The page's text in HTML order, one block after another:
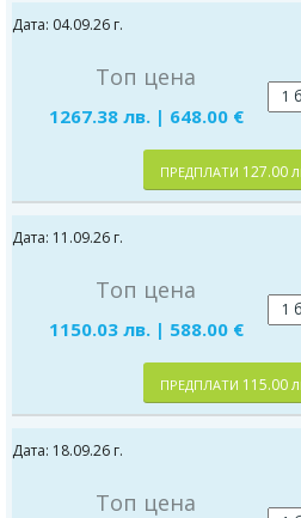
Дата: 04.09.26 г.
Топ цена
1267.38 лв. | 648.00 €
ПРЕДПЛАТИ 127.00
Дата: 11.09.26 г.
Топ цена
1150.03 лв. | 588.00 €
ПРЕДПЛАТИ 115.00
Дата: 18.09.26 г.
Топ цена